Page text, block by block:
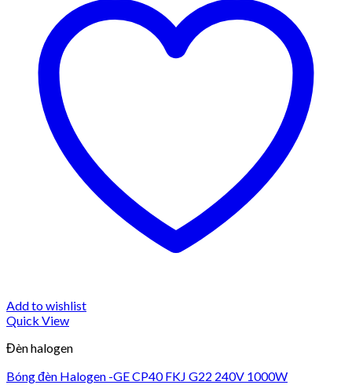
Add to wishlist
Quick View
Đèn halogen
Bóng đèn Halogen -GE CP40 FKJ G22 240V 1000W